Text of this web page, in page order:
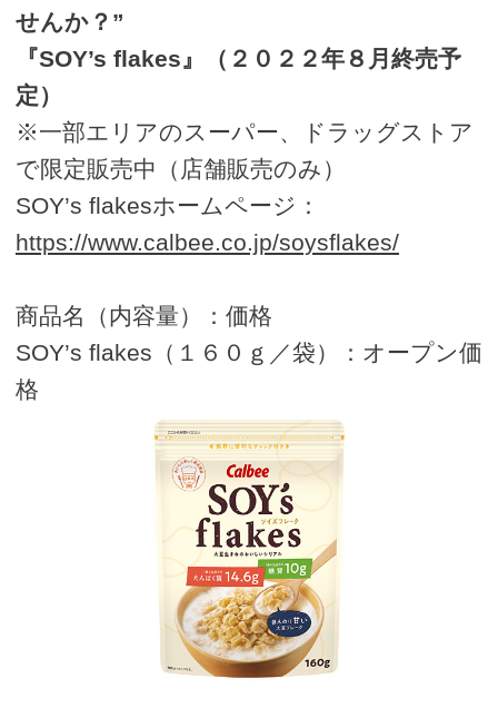
せんか？”
『SOY’s flakes』（２０２２年８月終売予
定）
※一部エリアのスーパー、ドラッグストア
で限定販売中（店舗販売のみ）
SOY’s flakesホームページ：
https://www.calbee.co.jp/soysflakes/
商品名（内容量）：価格
SOY’s flakes（１６０ｇ／袋）：オープン価
格